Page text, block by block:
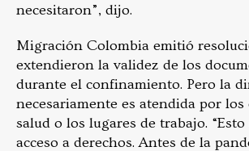
necesitaron”, dijo.
Migración Colombia emitió
extendieron la validez de los
durante el confinamiento. Pero la
necesariamente es atendida por los
salud o los lugares de trabajo.
acceso a derechos. Antes de la